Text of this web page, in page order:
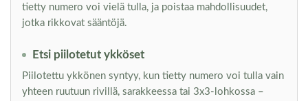
tietty numero voi vielä tulla, ja poistaa mahdollisuudet,
jotka rikkovat sääntöjä.
Etsi piilotetut ykköset
Piilotettu ykkönen syntyy, kun tietty numero voi tulla vain
yhteen ruutuun rivillä, sarakkeessa tai 3x3-lohkossa –